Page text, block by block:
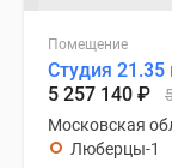
Помещение
Студия 21.35
5 257 140 ₽
Московская
Люберцы-1